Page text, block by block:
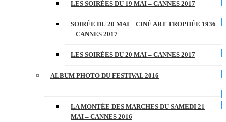
LES SOIRÉES DU 19 MAI – CANNES 2017
SOIRÉE DU 20 MAI – CINÉ ART TROPHÉE 1936
– CANNES 2017
LES SOIRÉES DU 20 MAI – CANNES 2017
ALBUM PHOTO DU FESTIVAL 2016
LA MONTÉE DES MARCHES DU SAMEDI 21
MAI – CANNES 2016